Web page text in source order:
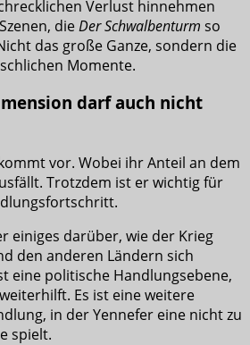
Verlust hinnehmen
dieDer Schwalbenturm so
das große Ganze, sondern die
Momente.
darf auch nicht
vor. Wobei ihr Anteil an dem
Trotzdem ist er wichtig für
einiges darüber, wie der Krieg
den anderen Ländern sich
eine politische Handlungsebene,
Es ist eine weitere
in der Yennefer eine nicht zu
spielt.